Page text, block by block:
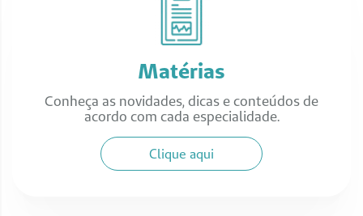
Matérias
Conheça as novidades, dicas e conteúdos de
acordo com cada especialidade.
Clique aqui